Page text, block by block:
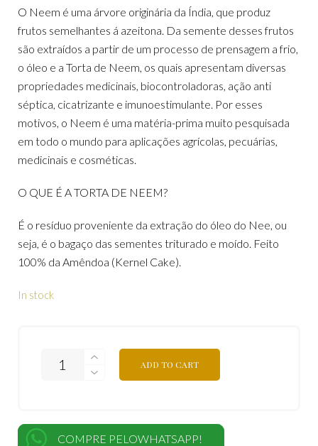
O Neem é uma árvore originária da Índia, que produz
frutos semelhantes á azeitona. Da semente desses frutos
são extraídos a partir de um processo de prensagem a frio,
o óleo e a Torta de Neem, os quais apresentam diversas
propriedades medicinais, biocontroladoras, ação anti
séptica, cicatrizante e imunoestimulante. Por esses
motivos, o Neem é uma matéria-prima muito pesquisada
em todo o mundo para aplicações agrícolas, pecuárias,
medicinais e cosméticas.
O QUE É A TORTA DE NEEM?
É o resíduo proveniente da extração do óleo do Nee, ou
seja, é o bagaço das sementes triturado e moído. Feito
100% da Amêndoa (Kernel Cake).
In stock
ADD TO CART
COMPRE PELOWHATSAPP!